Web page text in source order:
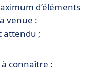
d’éléments
venue :
attendu ;
connaître :